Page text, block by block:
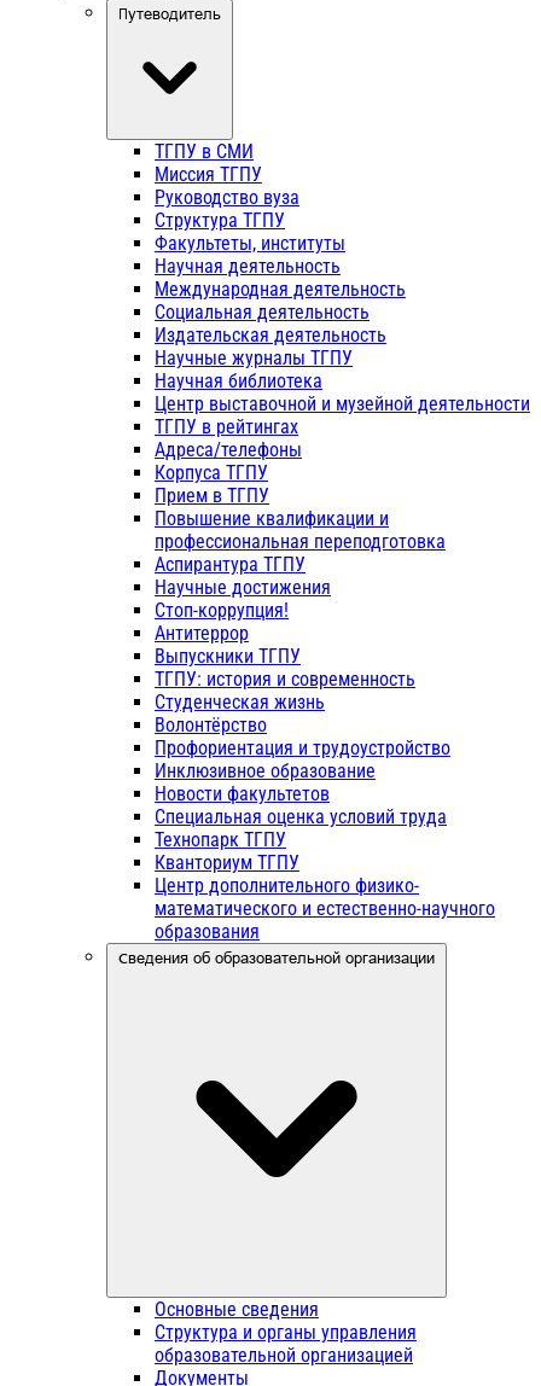
Путеводитель
ТГПУ в СМИ
Миссия ТГПУ
Руководство вуза
Структура ТГПУ
Факультеты, институты
Научная деятельность
Международная деятельность
Социальная деятельность
Издательская деятельность
Научные журналы ТГПУ
Научная библиотека
Центр выставочной и музейной деятельности
ТГПУ в рейтингах
Адреса/телефоны
Корпуса ТГПУ
Прием в ТГПУ
Повышение квалификации и
профессиональная переподготовка
Аспирантура ТГПУ
Научные достижения
Стоп-коррупция!
Антитеррор
Выпускники ТГПУ
ТГПУ: история и современность
Студенческая жизнь
Волонтёрство
Профориентация и трудоустройство
Инклюзивное образование
Новости факультетов
Специальная оценка условий труда
Технопарк ТГПУ
Кванториум ТГПУ
Центр дополнительного физико-
математического и естественно-научного
образования
Сведения об образовательной организации
Основные сведения
Структура и органы управления
образовательной организацией
Документы